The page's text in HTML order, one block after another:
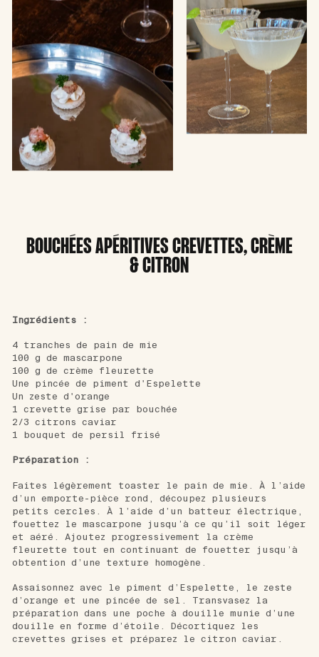
BOUCHÉES APÉRITIVES CREVETTES, CRÈME
& CITRON
Ingrédients :
4 tranches de pain de mie
100 g de mascarpone
100 g de crème fleurette
Une pincée de piment d'Espelette
Un zeste d'orange
1 crevette grise par bouchée
2/3 citrons caviar
1 bouquet de persil frisé
Préparation :
Faites légèrement toaster le pain de mie. À l’aide
d’un emporte-pièce rond, découpez plusieurs
petits cercles. À l’aide d’un batteur électrique,
fouettez le mascarpone jusqu’à ce qu’il soit léger
et aéré. Ajoutez progressivement la crème
fleurette tout en continuant de fouetter jusqu’à
obtention d’une texture homogène.
Assaisonnez avec le piment d’Espelette, le zeste
d’orange et une pincée de sel. Transvasez la
préparation dans une poche à douille munie d’une
douille en forme d’étoile. Décortiquez les
crevettes grises et préparez le citron caviar.